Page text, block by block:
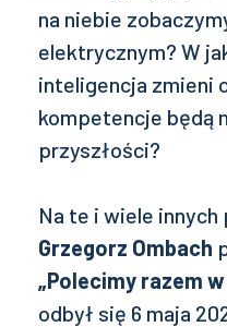
na niebie
elektrycznym? W
inteligencja zmieni
kompetencje będą
przyszłości?
Na te i wiele
Grzegorz Ombach
„Polecimy razem
odbył się 6 maja